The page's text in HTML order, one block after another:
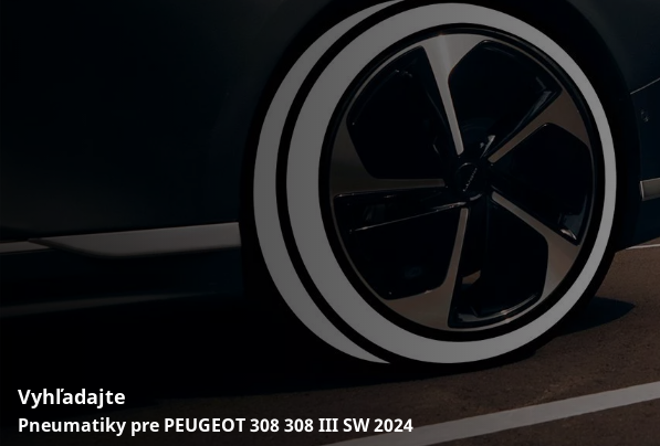
Vyhľadajte
Pneumatiky pre PEUGEOT 308 308 III SW 2024